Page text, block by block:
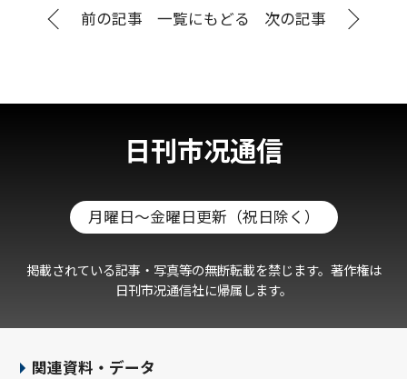
前の記事 一覧にもどる 次の記事
日刊市况通信
月曜日～金曜日更新（祝日除く）
掲載されている記事・写真等の無断転載を禁じます。著作権は
日刊市况通信社に帰属します。
関連資料・データ